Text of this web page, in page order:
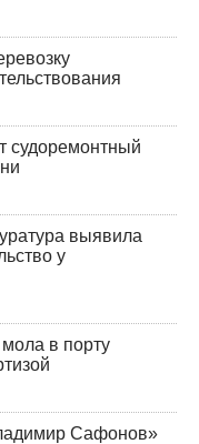
судоремонтный
выявила
у
в порту
Сафонов»